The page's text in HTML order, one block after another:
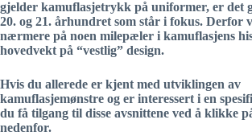
gjelder kamuflasjetrykk på uniformer, er det
20. og 21. århundret som står i fokus. Derfor
nærmere på noen milepæler i kamuflasjens
hovedvekt på “vestlig” design.
Hvis du allerede er kjent med utviklingen av
kamuflasjemønstre og er interessert i en
du få tilgang til disse avsnittene ved å klikke
nedenfor.